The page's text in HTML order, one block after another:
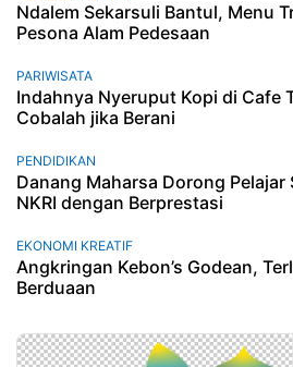
Ndalem Sekarsuli Bantul, Menu
Pesona Alam Pedesaan
PARIWISATA
Indahnya Nyeruput Kopi di Cafe
Cobalah jika Berani
PENDIDIKAN
Danang Maharsa Dorong Pelajar
NKRI dengan Berprestasi
EKONOMI KREATIF
Angkringan Kebon’s Godean,
Berduaan